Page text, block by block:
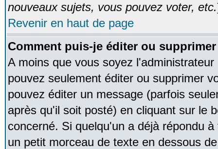
nouveaux sujets, vous pouvez voter, etc.
Revenir en haut de page
Comment puis-je éditer ou
A moins que vous soyez
pouvez seulement éditer ou supprimer
pouvez éditer un message (parfois
après qu'il soit posté) en cliquant sur le
concerné. Si quelqu'un a déjà répondu
un petit morceau de texte en dessous